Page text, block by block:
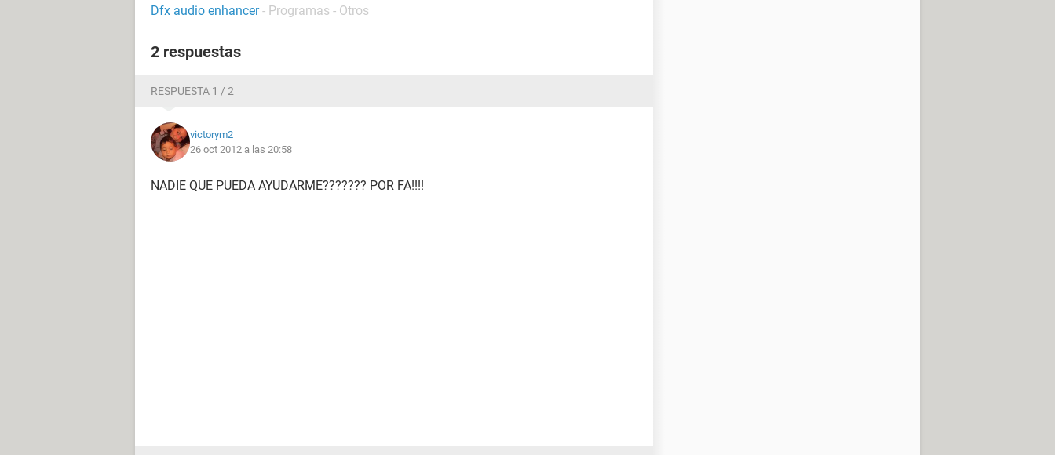
Dfx audio enhancer - Programas - Otros
2 respuestas
RESPUESTA 1 / 2
victorym2
26 oct 2012 a las 20:58
NADIE QUE PUEDA AYUDARME??????? POR FA!!!!